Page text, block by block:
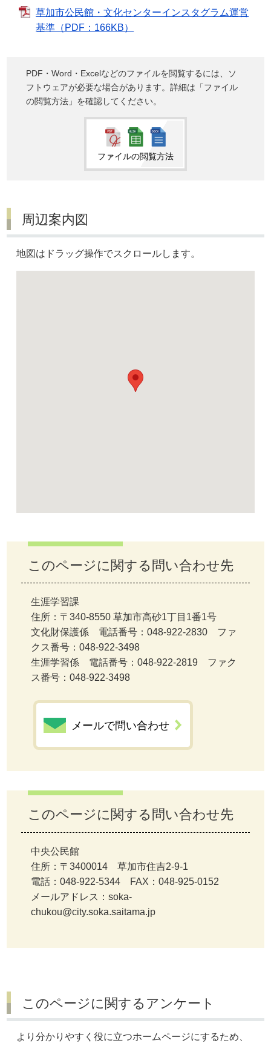
草加市公民館・文化センターインスタグラム運営
基準（PDF：166KB）
PDF・Word・Excelなどのファイルを閲覧するには、ソ
フトウェアが必要な場合があります。詳細は「ファイル
の閲覧方法」を確認してください。
ファイルの閲覧方法
周辺案内図
地図はドラッグ操作でスクロールします。
このページに関する問い合わせ先
生涯学習課
住所：〒340-8550 草加市高砂1丁目1番1号
文化財保護係 電話番号：048-922-2830 ファ
クス番号：048-922-3498
生涯学習係 電話番号：048-922-2819 ファク
ス番号：048-922-3498
メールで問い合わせ
このページに関する問い合わせ先
中央公民館
住所：〒3400014 草加市住吉2-9-1
電話：048-922-5344 FAX：048-925-0152
メールアドレス：soka-
chukou@city.soka.saitama.jp
このページに関するアンケート
より分かりやすく役に立つホームページにするため、